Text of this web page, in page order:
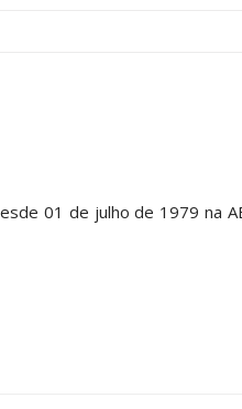
01 de julho de 1979 na